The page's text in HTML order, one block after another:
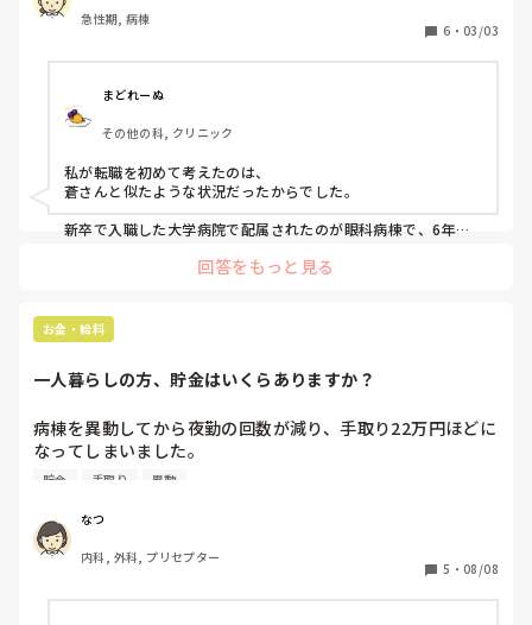
ます。 急性期, 病棟
6 ・ 03/03
まどれーぬ
その他の科, クリニック
私が転職を初めて考えたのは、
蒼さんと似たような状況だったからでした。
新卒で入職した大学病院で配属されたのが眼科病棟で、6年目
耳鼻科・整形・緩和ケア科が入っていた時期もちらほらありま
4年目まではプリセプターの役割を与えられたりしていたの
翌年あたりにはそろそろ声がかかりそうだなと怯えていまし
急変対応や重症患者は滅多にいない病棟なので、
それが私の弱点であることがわかっていたためです。
蒼さんのおっしゃる通り、経験しないとできるようにならない
耳鼻科・整形・緩和ケア科での急変対応や重症患者を看るのが
自分は苦手だということが重々わかっていたのと、
眼科看護が好きになっていたということもあり、
苦手を克服するより得意を伸ばす方向に舵を切ることにしまし
回答をもっと見る
お金・給料
一人暮らしの方、貯金はいくらありますか？
病棟を異動してから夜勤の回数が減り、手取り22万円ほどに
なってしまいました。
大学からずっと一人暮らしなのですが、これでは貯金ができ
一人暮らしの方、貯金いくらぐらいですか？
私は今アラサーですが、200万円ほどです。
貯金 手取り 異動
なつ
内科, 外科, プリセプター
5 ・ 08/08